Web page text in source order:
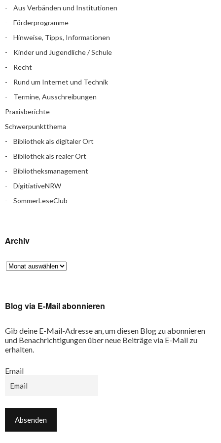
Aus Verbänden und Institutionen
Förderprogramme
Hinweise, Tipps, Informationen
Kinder und Jugendliche / Schule
Recht
Rund um Internet und Technik
Termine, Ausschreibungen
Praxisberichte
Schwerpunktthema
Bibliothek als digitaler Ort
Bibliothek als realer Ort
Bibliotheksmanagement
DigitiativeNRW
SommerLeseClub
Archiv
Blog via E-Mail abonnieren
Gib deine E-Mail-Adresse an, um diesen Blog zu abonnieren
und Benachrichtigungen über neue Beiträge via E-Mail zu
erhalten.
Email